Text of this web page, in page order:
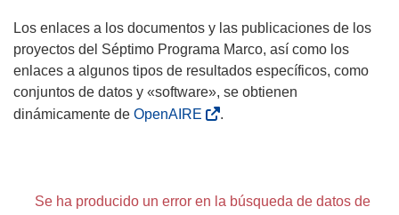
Los enlaces a los documentos y las publicaciones de los
proyectos del Séptimo Programa Marco, así como los
enlaces a algunos tipos de resultados específicos, como
conjuntos de datos y «software», se obtienen
dinámicamente de OpenAIRE .
Se ha producido un error en la búsqueda de datos de